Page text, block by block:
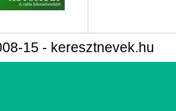
15 - keresztnevek.hu